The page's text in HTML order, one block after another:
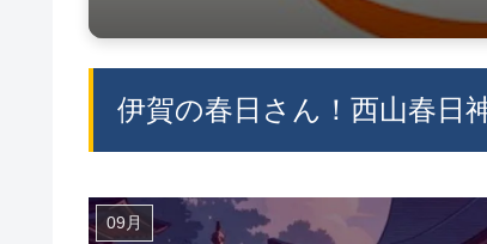
伊賀の春日さん！西山春日
09月